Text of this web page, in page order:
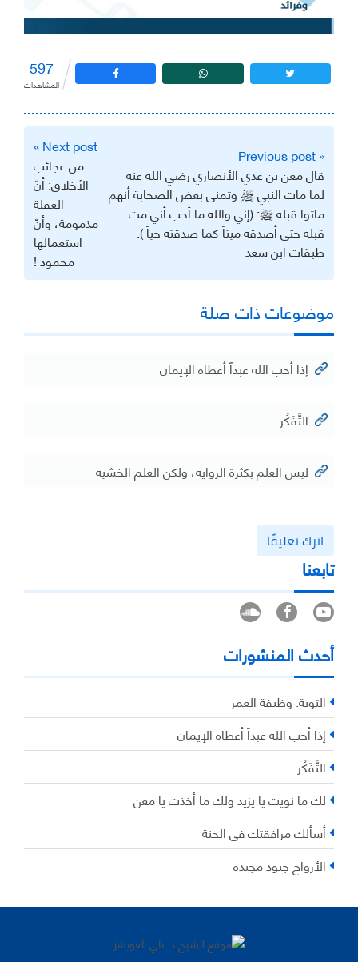
597
المشاهدات
المقالات
« Previous post
‏قال معن بن عدي الأنصاري رضي الله عنه
لما مات النبي ﷺ وتمنى بعض الصحابة أنهم
ماتوا قبله ﷺ: ‏(إني والله ما أحب أني مت
قبله حتى أصدقه ميتاً كما صدقته حياً ).
‏طبقات ابن سعد
Next post »
‏من عجائب
الأخلاق:‏ أنّ
الغفلة
مذمومة، وأنّ
استعمالها
محمود !
موضوعات ذات صلة
إذا أحب الله عبداً أعطاه الإيمان
التَّفَكُر
ليس العلم بكثرة الرواية، ولكن العلم الخشية
اترك تعليقًا
تابعنا
أحدث المنشورات
التوبة: وظيفة العمر
إذا أحب الله عبداً أعطاه الإيمان
التَّفَكُر
لك ما نويت يا يزيد ولك ما أخذت يا معن
أسألك مرافقتك في الجنة
الأرواح جنود مجندة